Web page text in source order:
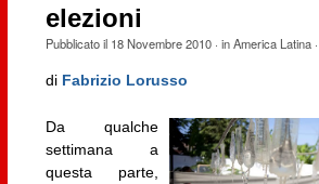
elezioni
Pubblicato il 18 Novembre 2010· inAmerica Latina·
di Fabrizio Lorusso
Da qualche
settimana a
questa parte,